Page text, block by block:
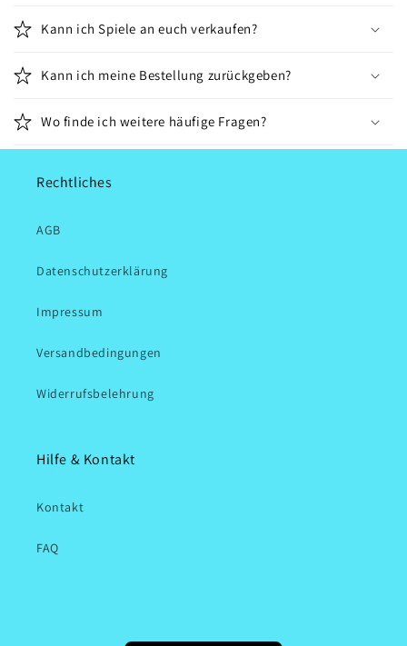
Kann ich Spiele an euch verkaufen?
Kann ich meine Bestellung zurückgeben?
Wo finde ich weitere häufige Fragen?
Rechtliches
AGB
Datenschutzerklärung
Impressum
Versandbedingungen
Widerrufsbelehrung
Hilfe & Kontakt
Kontakt
FAQ